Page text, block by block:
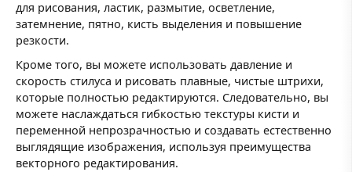
для рисования, ластик, размытие, осветление,
затемнение, пятно, кисть выделения и повышение
резкости.
Кроме того, вы можете использовать давление и
скорость стилуса и рисовать плавные, чистые штрихи,
которые полностью редактируются. Следовательно, вы
можете наслаждаться гибкостью текстуры кисти и
переменной непрозрачностью и создавать естественно
выглядящие изображения, используя преимущества
векторного редактирования.